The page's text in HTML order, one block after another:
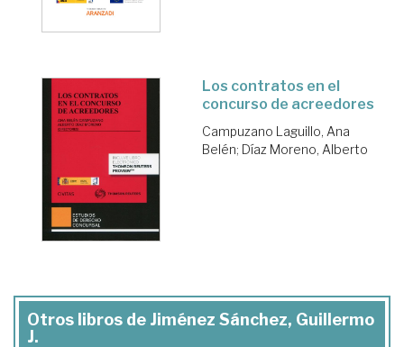
Los contratos en el
concurso de acreedores
Campuzano Laguillo, Ana
Belén; Díaz Moreno, Alberto
Otros libros de Jiménez Sánchez, Guillermo
J.